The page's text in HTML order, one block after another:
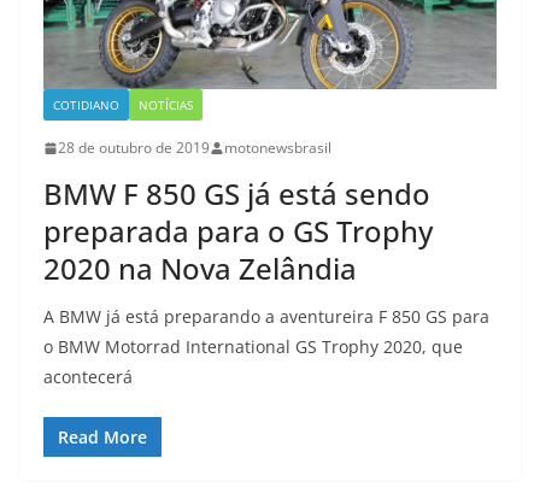
COTIDIANO NOTÍCIAS
28 de outubro de 2019 motonewsbrasil
BMW F 850 GS já está sendo
preparada para o GS Trophy
2020 na Nova Zelândia
A BMW já está preparando a aventureira F 850 GS para
o BMW Motorrad International GS Trophy 2020, que
acontecerá
Read More